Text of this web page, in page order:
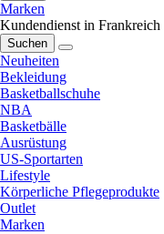
Marken
Kundendienst in Frankreich
Suchen
Neuheiten
Bekleidung
Basketballschuhe
NBA
Basketbälle
Ausrüstung
US-Sportarten
Lifestyle
Körperliche Pflegeprodukte
Outlet
Marken